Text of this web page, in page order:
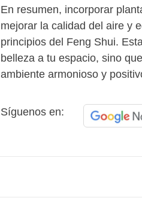
En resumen, incorporar
mejorar la calidad del aire y
principios del Feng Shui.
belleza a tu espacio, sino
ambiente armonioso y
Síguenos en: